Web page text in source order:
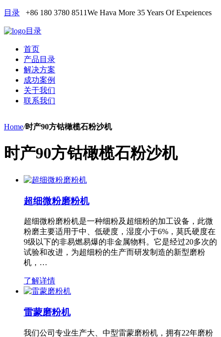
目录 +86 180 3780 8511We Hava More 35 Years Of Expeiences
目录
首页
产品目录
解决方案
成功案例
关于我们
联系我们
Home/时产90方钴橄榄石粉沙机
时产90方钴橄榄石粉沙机
超细微粉磨粉机
超细微粉磨粉机是一种细粉及超细粉的加工设备，此微
粉磨主要适用于中、低硬度，湿度小于6%，莫氏硬度在
9级以下的非易燃易爆的非金属物料。它是经过20多次的
试验和改进，为超细粉的生产而研发制造的新型磨粉
机，…
了解详情
雷蒙磨粉机
我们公司专业生产大、中型雷蒙磨粉机，拥有22年磨粉